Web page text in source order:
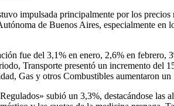
impulsada principalmente por los precios
de Buenos Aires, especialmente en
fue del 3,1% en enero, 2,6% en febrero,
Transporte presentó un incremento del
Gas y otros Combustibles aumentaron un
subió un 3,3%, destacándose las